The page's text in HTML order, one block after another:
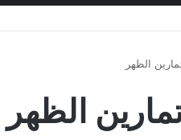
الظهر
الظهر